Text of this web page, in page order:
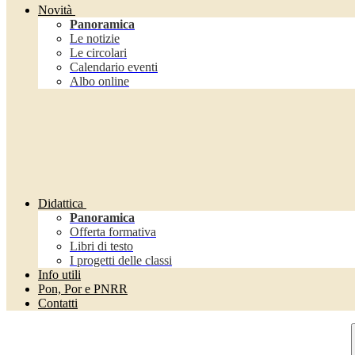
Novità
Panoramica
Le notizie
Le circolari
Calendario eventi
Albo online
Didattica
Panoramica
Offerta formativa
Libri di testo
I progetti delle classi
Info utili
Pon, Por e PNRR
Contatti